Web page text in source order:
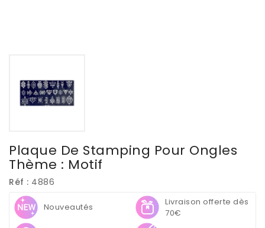
Plaque De Stamping Pour Ongles
Thème : Motif
Réf : 4886
Nouveautés
Livraison offerte dès
70€